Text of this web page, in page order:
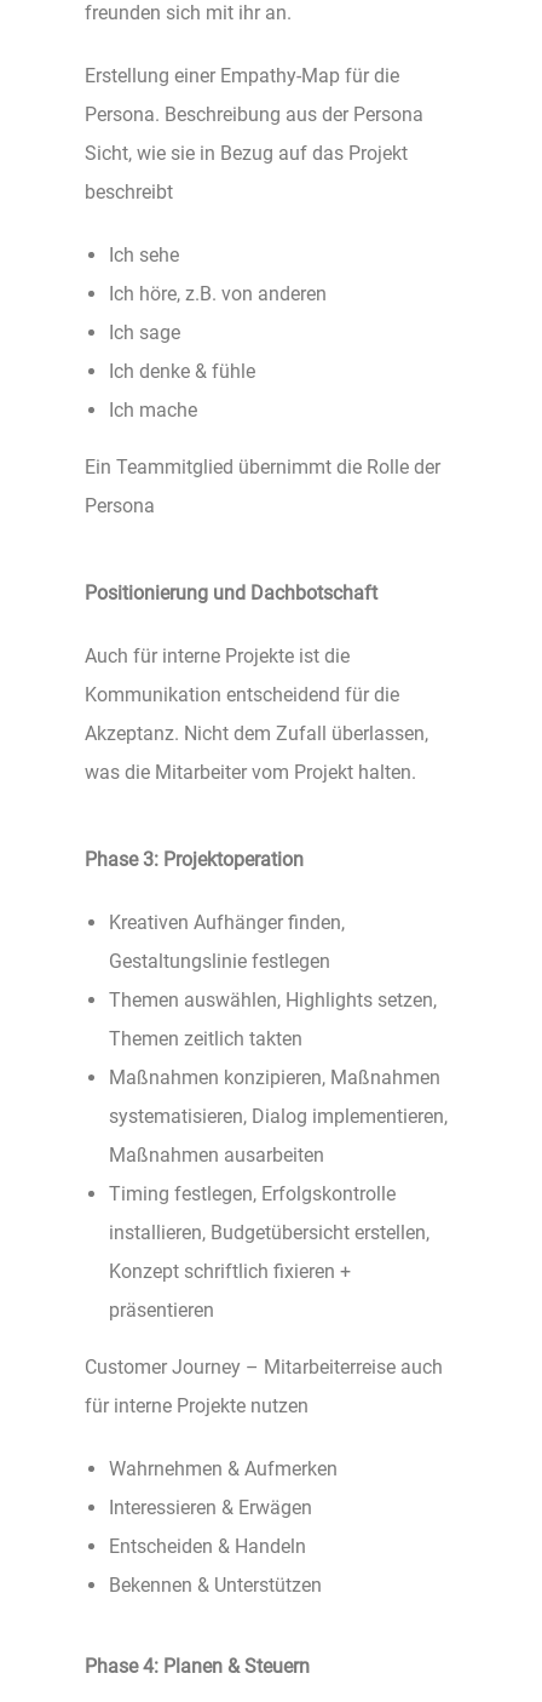
freunden sich mit ihr an.
Erstellung einer Empathy-Map für die
Persona. Beschreibung aus der Persona
Sicht, wie sie in Bezug auf das Projekt
beschreibt
Ich sehe
Ich höre, z.B. von anderen
Ich sage
Ich denke & fühle
Ich mache
Ein Teammitglied übernimmt die Rolle der
Persona
Positionierung und Dachbotschaft
Auch für interne Projekte ist die
Kommunikation entscheidend für die
Akzeptanz. Nicht dem Zufall überlassen,
was die Mitarbeiter vom Projekt halten.
Phase 3: Projektoperation
Kreativen Aufhänger finden,
Gestaltungslinie festlegen
Themen auswählen, Highlights setzen,
Themen zeitlich takten
Maßnahmen konzipieren, Maßnahmen
systematisieren, Dialog implementieren,
Maßnahmen ausarbeiten
Timing festlegen, Erfolgskontrolle
installieren, Budgetübersicht erstellen,
Konzept schriftlich fixieren +
präsentieren
Customer Journey – Mitarbeiterreise auch
für interne Projekte nutzen
Wahrnehmen & Aufmerken
Interessieren & Erwägen
Entscheiden & Handeln
Bekennen & Unterstützen
Phase 4: Planen & Steuern